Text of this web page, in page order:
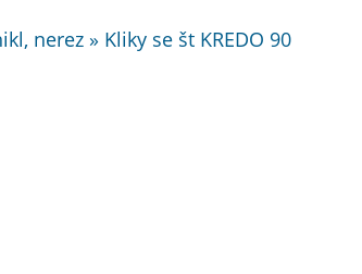
nerez » Kliky se št KREDO 90